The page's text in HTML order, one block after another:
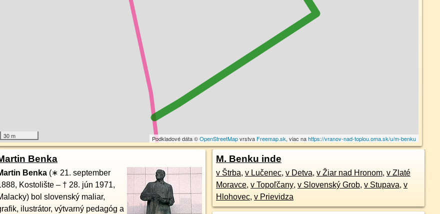
30 m Podkladové dáta ©OpenStreetMapvrstva Freemap.sk, viac nahttps://vranov-nad-toplou.oma.sk/u/m-benku
Benka
Benka(∗ 21. september
Kostolište – † 28. jún 1971,
bol slovenský maliar,
ilustrátor, výtvarný pedagóg a
M. Benku inde
v Štrba, v Lučenec, v Detva, v Žiar nad Hronom, v Zlaté
Moravce, v Topoľčany, v Slovenský Grob, v Stupava, v
Hlohovec, v Prievidza